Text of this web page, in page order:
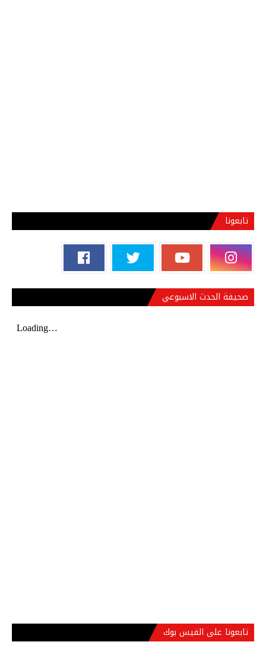
تابعونا
صحيفة الحدث الاسبوعي
تابعونا على الفيس بوك